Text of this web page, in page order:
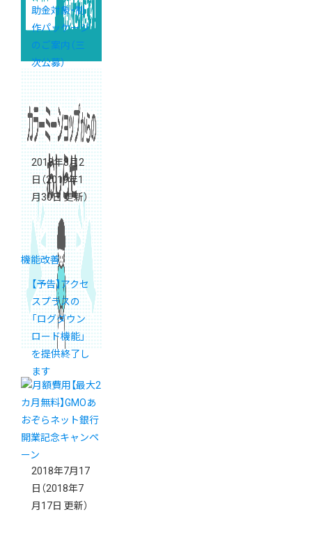
助金対象・制
作パッケージ
のご案内（三
次公募）
2018年8月2
日（2019年1
月30日 更新）
機能改善
【予告】アクセ
スプラスの
「ログダウン
ロード機能」
を提供終了し
ます
2018年7月17
日 （2018年7
月17日 更新）